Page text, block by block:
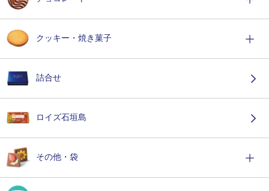
クッキー・焼き菓子
詰合せ
ロイズ石垣島
その他・袋